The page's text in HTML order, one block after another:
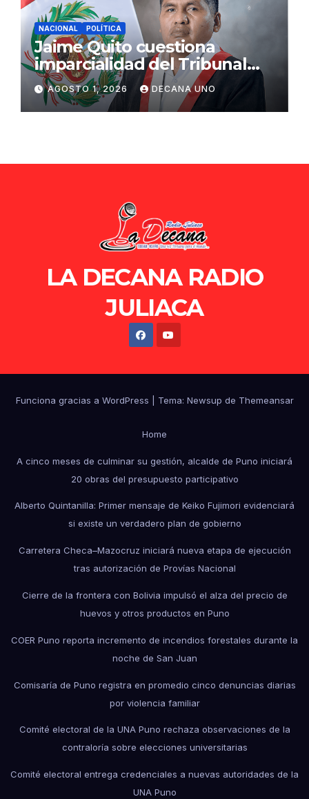
NACIONAL POLÍTICA
Jaime Quito cuestiona
imparcialidad del Tribunal
Constitucional tras liberación
de Ollanta Humala
AGOSTO 1, 2026 DECANA UNO
LA DECANA RADIO
JULIACA
Funciona gracias a WordPress Tema: Newsup de Themeansar
Home
A cinco meses de culminar su gestión, alcalde de Puno iniciará
20 obras del presupuesto participativo
Alberto Quintanilla: Primer mensaje de Keiko Fujimori evidenciará
si existe un verdadero plan de gobierno
Carretera Checa–Mazocruz iniciará nueva etapa de ejecución
tras autorización de Provías Nacional
Cierre de la frontera con Bolivia impulsó el alza del precio de
huevos y otros productos en Puno
COER Puno reporta incremento de incendios forestales durante la
noche de San Juan
Comisaría de Puno registra en promedio cinco denuncias diarias
por violencia familiar
Comité electoral de la UNA Puno rechaza observaciones de la
contraloría sobre elecciones universitarias
Comité electoral entrega credenciales a nuevas autoridades de la
UNA Puno